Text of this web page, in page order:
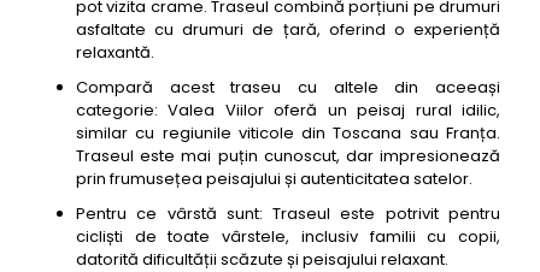
pot vizita crame. Traseul combină porțiuni pe drumuri
asfaltate cu drumuri de țară, oferind o experiență
relaxantă.
Compară acest traseu cu altele din aceeași
categorie: Valea Viilor oferă un peisaj rural idilic,
similar cu regiunile viticole din Toscana sau Franța.
Traseul este mai puțin cunoscut, dar impresionează
prin frumusețea peisajului și autenticitatea satelor.
Pentru ce vârstă sunt: Traseul este potrivit pentru
cicliști de toate vârstele, inclusiv familii cu copii,
datorită dificultății scăzute și peisajului relaxant.